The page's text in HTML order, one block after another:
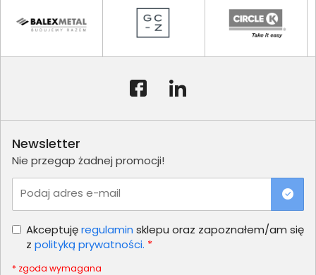
Newsletter
Nie przegap żadnej promocji!
Podaj adres e-mail
Akceptujęregulamin sklepu oraz zapoznałem/am się
z polityką prywatności. *
* zgoda wymagana